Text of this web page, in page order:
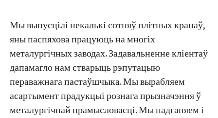
Мы выпусцілі некалькі сотняў плітных кранаў,
яны паспяхова працуюць на многіх
металургічных заводах. Задавальненне кліентаў
дапамагло нам стварыць рэпутацыю
пераважнага пастаўшчыка. Мы вырабляем
асартымент прадукцыі рознага прызначэння ў
металургічнай прамысловасці. Мы падганяем і